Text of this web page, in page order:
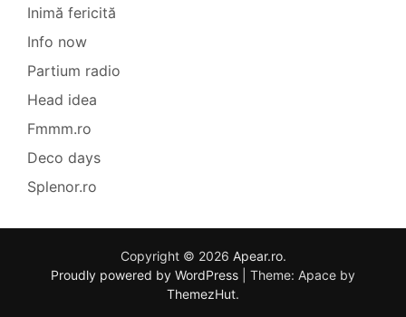
Inimă fericită
Info now
Partium radio
Head idea
Fmmm.ro
Deco days
Splenor.ro
Copyright © 2026 Apear.ro.
Proudly powered by WordPress
Theme: Apace by
ThemezHut.